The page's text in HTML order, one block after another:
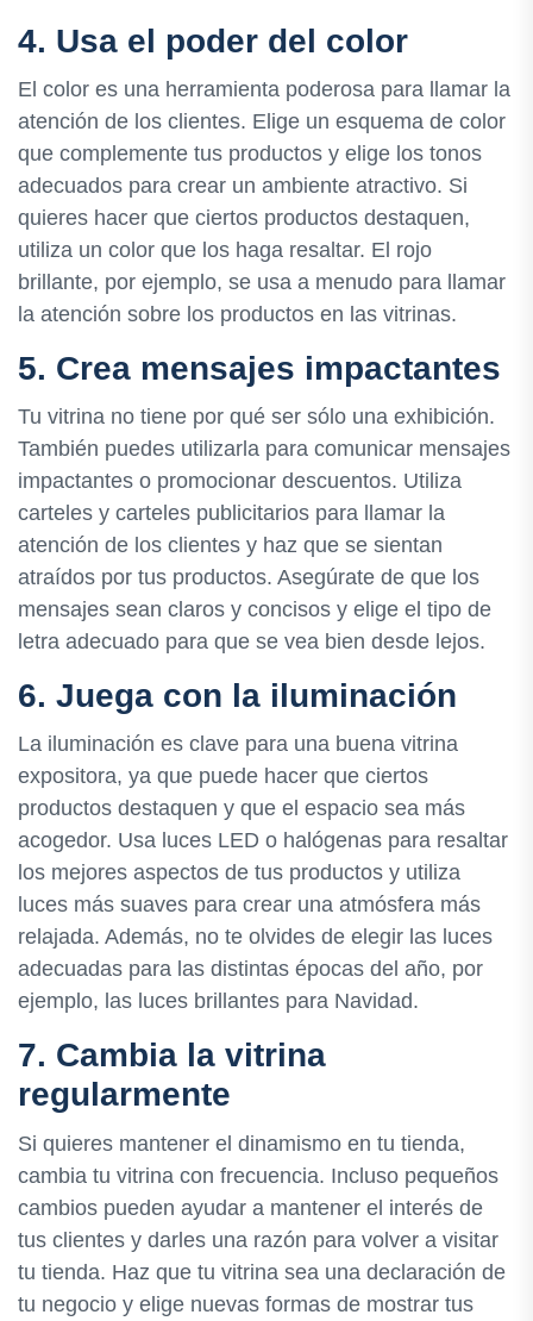
4. Usa el poder del color
El color es una herramienta poderosa para llamar la
atención de los clientes. Elige un esquema de color
que complemente tus productos y elige los tonos
adecuados para crear un ambiente atractivo. Si
quieres hacer que ciertos productos destaquen,
utiliza un color que los haga resaltar. El rojo
brillante, por ejemplo, se usa a menudo para llamar
la atención sobre los productos en las vitrinas.
5. Crea mensajes impactantes
Tu vitrina no tiene por qué ser sólo una exhibición.
También puedes utilizarla para comunicar mensajes
impactantes o promocionar descuentos. Utiliza
carteles y carteles publicitarios para llamar la
atención de los clientes y haz que se sientan
atraídos por tus productos. Asegúrate de que los
mensajes sean claros y concisos y elige el tipo de
letra adecuado para que se vea bien desde lejos.
6. Juega con la iluminación
La iluminación es clave para una buena vitrina
expositora, ya que puede hacer que ciertos
productos destaquen y que el espacio sea más
acogedor. Usa luces LED o halógenas para resaltar
los mejores aspectos de tus productos y utiliza
luces más suaves para crear una atmósfera más
relajada. Además, no te olvides de elegir las luces
adecuadas para las distintas épocas del año, por
ejemplo, las luces brillantes para Navidad.
7. Cambia la vitrina
regularmente
Si quieres mantener el dinamismo en tu tienda,
cambia tu vitrina con frecuencia. Incluso pequeños
cambios pueden ayudar a mantener el interés de
tus clientes y darles una razón para volver a visitar
tu tienda. Haz que tu vitrina sea una declaración de
tu negocio y elige nuevas formas de mostrar tus